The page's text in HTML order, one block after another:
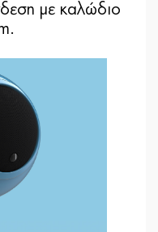
με καλώδιο